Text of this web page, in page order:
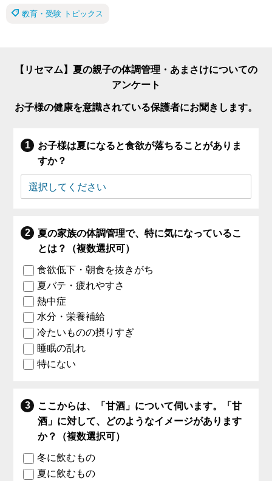
教育・受験 トピックス
【リセマム】夏の親子の体調管理・あまさけについての
アンケート
お子様の健康を意識されている保護者にお聞きします。
お子様は夏になると食欲が落ちることがありま
すか？
夏の家族の体調管理で、特に気になっているこ
とは？（複数選択可）
食欲低下・朝食を抜きがち
夏バテ・疲れやすさ
熱中症
水分・栄養補給
冷たいものの摂りすぎ
睡眠の乱れ
特にない
ここからは、「甘酒」について伺います。「甘
酒」に対して、どのようなイメージがあります
か？（複数選択可）
冬に飲むもの
夏に飲むもの